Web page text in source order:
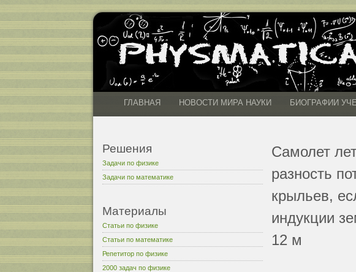
ГЛАВНАЯ НОВОСТИ МИРА НАУКИ БИОГРАФИИ
Решения
Задачи по физике
Задачи по математике
Материалы
Статьи по физике
Статьи по математике
Репетитор по физике
2000 задач по физике
Самолет
разность
крыльев,
индукции
12 м